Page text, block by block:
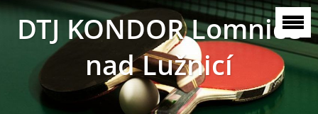
DTJ KONDOR Lomnice
nad Lužnicí